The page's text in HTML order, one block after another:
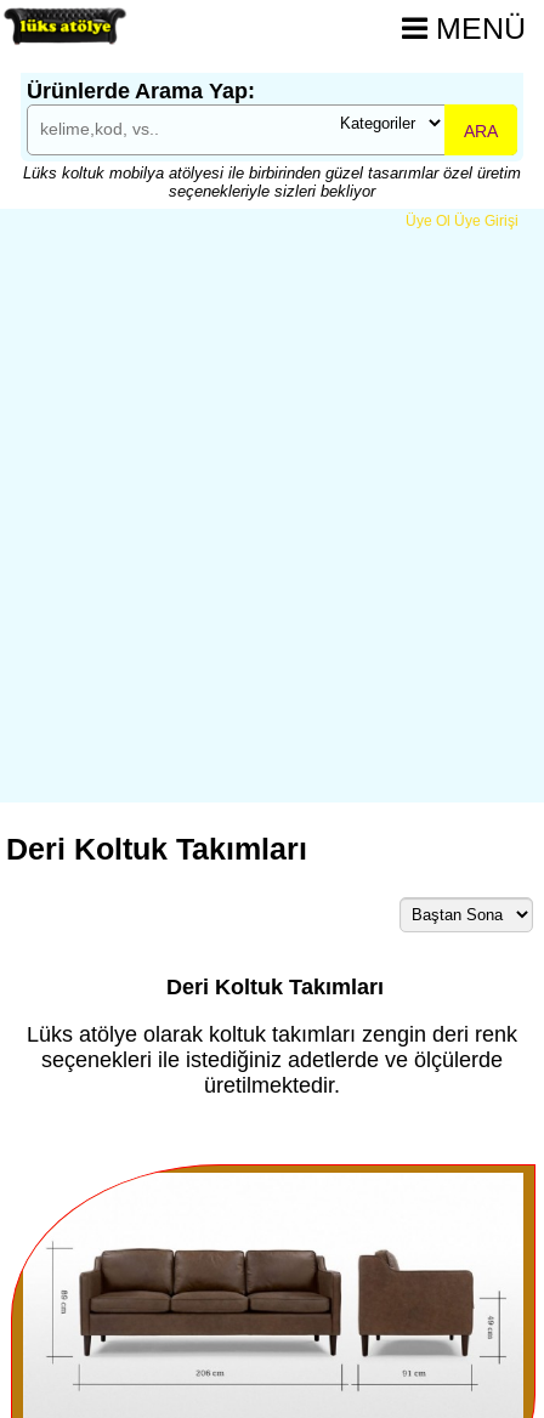
MENÜ
Ürünlerde Arama Yap:
ARA
Lüks koltuk mobilya atölyesi ile birbirinden güzel tasarımlar özel üretim
seçenekleriyle sizleri bekliyor
Üye Ol Üye Girişi
Deri Koltuk Takımları
Deri Koltuk Takımları
Lüks atölye olarak koltuk takımları zengin deri renk
seçenekleri ile istediğiniz adetlerde ve ölçülerde
üretilmektedir.